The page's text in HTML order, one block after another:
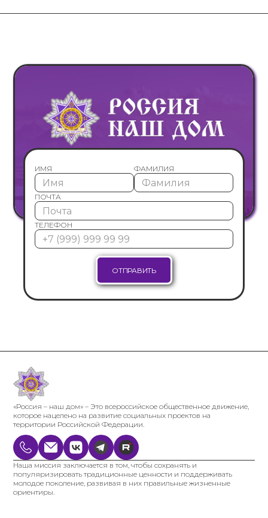
ИМЯ ФАМИЛИЯ
ПОЧТА
ТЕЛЕФОН
«Россия – наш дом» – Это всероссийское общественное движение,
которое нацелено на развитие социальных проектов на
территории Российской Федерации.
Наша миссия заключается в том, чтобы сохранять и
популяризировать традиционные ценности и поддерживать
молодое поколение, развивая в них правильные жизненные
ориентиры.